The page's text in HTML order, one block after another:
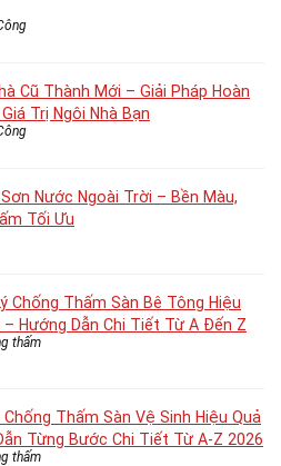
Cũ Thành Mới – Giải Pháp Hoàn
Trị Ngôi Nhà Bạn
Nước Ngoài Trời – Bền Màu,
Tối Ưu
Chống Thấm Sàn Bê Tông Hiệu
– Hướng Dẫn Chi Tiết Từ A Đến Z
thấm
Chống Thấm Sàn Vệ Sinh Hiệu Quả
Từng Bước Chi Tiết Từ A-Z 2026
thấm